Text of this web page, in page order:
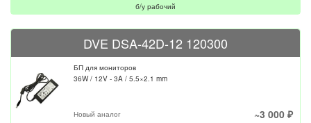
б/у рабочий
DVE DSA-42D-12 120300
БП для мониторов
36W / 12V - 3A / 5.5×2.1 mm
Новый аналог ~3 000 ₽